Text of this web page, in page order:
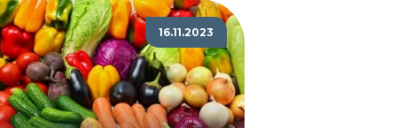
16.11.2023